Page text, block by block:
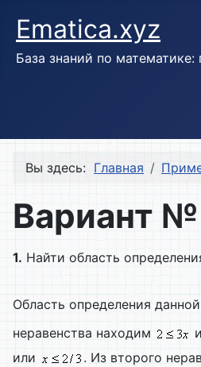
Ematica.xyz
База знаний по
Вы здесь: Главная
Вариант №
1. Найти область
Область определения
неравенства находим
или
. Из второго